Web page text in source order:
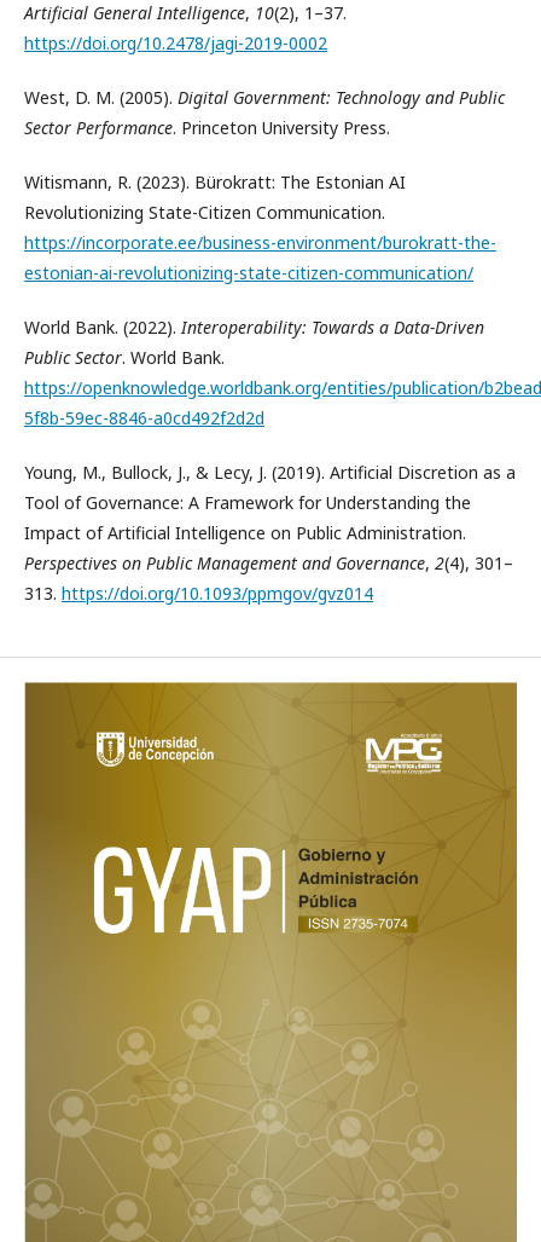
Artificial General Intelligence, 10(2), 1–37.
https://doi.org/10.2478/jagi-2019-0002
West, D. M. (2005). Digital Government: Technology and Public
Sector Performance. Princeton University Press.
Witismann, R. (2023). Bürokratt: The Estonian AI
Revolutionizing State-Citizen Communication.
https://incorporate.ee/business-environment/burokratt-the-
estonian-ai-revolutionizing-state-citizen-communication/
World Bank. (2022).Interoperability: Towards a Data-Driven
Public Sector. World Bank.
https://openknowledge.worldbank.org/entities/publication/
5f8b-59ec-8846-a0cd492f2d2d
Young, M., Bullock, J., & Lecy, J. (2019). Artificial Discretion as a
Tool of Governance: A Framework for Understanding the
Impact of Artificial Intelligence on Public Administration.
Perspectives on Public Management and Governance, 2(4), 301–
313. https://doi.org/10.1093/ppmgov/gvz014